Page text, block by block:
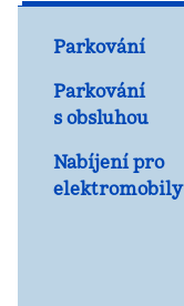
Parkování
Parkování
s obsluhou
Nabíjení pro
elektromobily